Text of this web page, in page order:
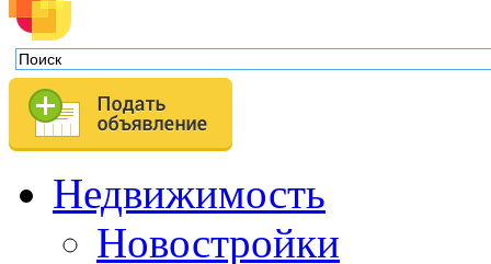
Недвижимость
Новостройки